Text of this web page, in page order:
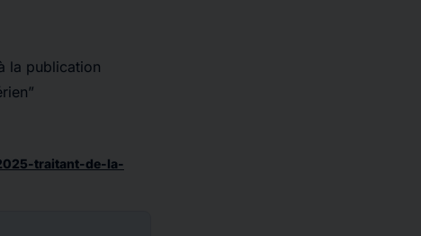
la publication
traitant-de-la-